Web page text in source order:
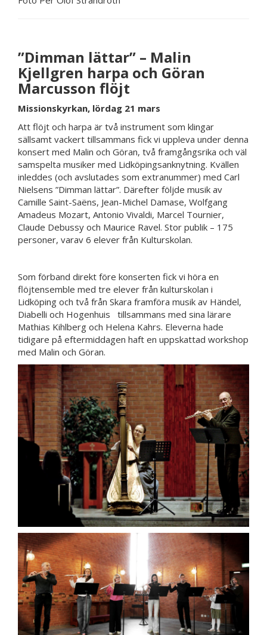
”Dimman lättar” – Malin
Kjellgren harpa och Göran
Marcusson flöjt
Missionskyrkan, lördag 21 mars
Att flöjt och harpa är två instrument som klingar
sällsamt vackert tillsammans fick vi uppleva under denna
konsert med Malin och Göran, två framgångsrika och väl
samspelta musiker med Lidköpingsanknytning. Kvällen
inleddes (och avslutades som extranummer) med Carl
Nielsens ”Dimman lättar”. Därefter följde musik av
Camille Saint-Saëns, Jean-Michel Damase, Wolfgang
Amadeus Mozart, Antonio Vivaldi, Marcel Tournier,
Claude Debussy och Maurice Ravel. Stor publik – 175
personer, varav 6 elever från Kulturskolan.
Som förband direkt före konserten fick vi höra en
flöjtensemble med tre elever från kulturskolan i
Lidköping och två från Skara framföra musik av Händel,
Diabelli och Hogenhuis tillsammans med sina lärare
Mathias Kihlberg och Helena Kahrs. Eleverna hade
tidigare på eftermiddagen haft en uppskattad workshop
med Malin och Göran.